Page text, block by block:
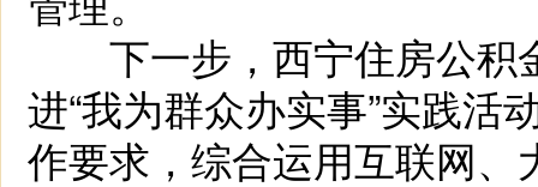
下一步，西宁住房公积
进“我为群众办实事”实践活
作要求，综合运用互联网